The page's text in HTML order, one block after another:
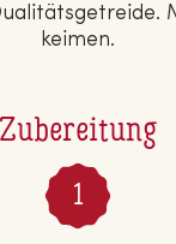
Zubereitung
kei­men.